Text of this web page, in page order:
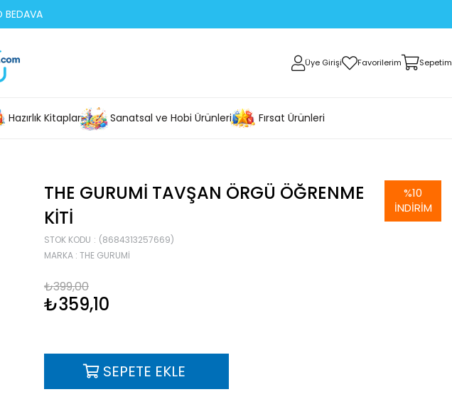
BEDAVA
Üye Girişi Favorilerim Sepetim
Hazırlık Kitapları Sanatsal ve Hobi Ürünleri Fırsat Ürünleri
THE GURUMI TAVŞAN ÖRGÜ ÖĞRENME
KITI
STOK KODU
(8684313257669)
MARKA : THE GURUMI
₺399,00
₺359,10
%10
İNDIRIM